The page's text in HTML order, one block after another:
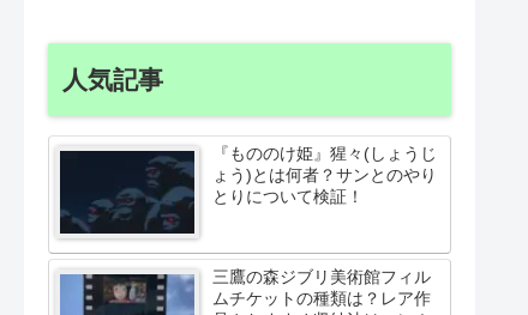
人気記事
『もののけ姫』猩々(しょうじ
ょう)とは何者？サンとのやり
とりについて検証！
三鷹の森ジブリ美術館フィル
ムチケットの種類は？レア作